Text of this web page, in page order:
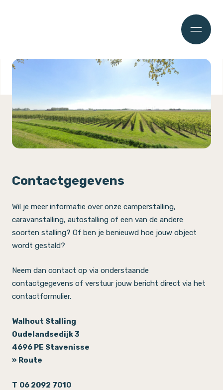
Contactgegevens
Wil je meer informatie over onze camperstalling,
caravanstalling, autostalling of een van de andere
soorten stalling? Of ben je benieuwd hoe jouw object
wordt gestald?
Neem dan contact op via onderstaande
contactgegevens of verstuur jouw bericht direct via het
contactformulier.
Walhout Stalling
Oudelandsedijk 3
4696 PE Stavenisse
» Route
T 06 2092 7010